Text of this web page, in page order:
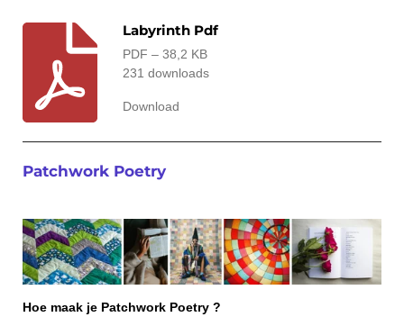
Labyrinth Pdf
PDF – 38,2 KB
231 downloads
Download
Patchwork Poetry
Hoe maak je Patchwork Poetry ?